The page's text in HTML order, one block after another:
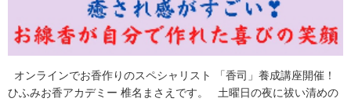
オンラインでお香作りのスペシャリスト 「香司」養成講座開催！
ひふみお香アカデミー 椎名まさえです。 土曜日の夜に祓い清めの